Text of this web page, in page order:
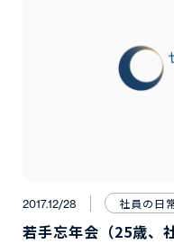
2017.12/28 社員の日
若手忘年会（25歳、社